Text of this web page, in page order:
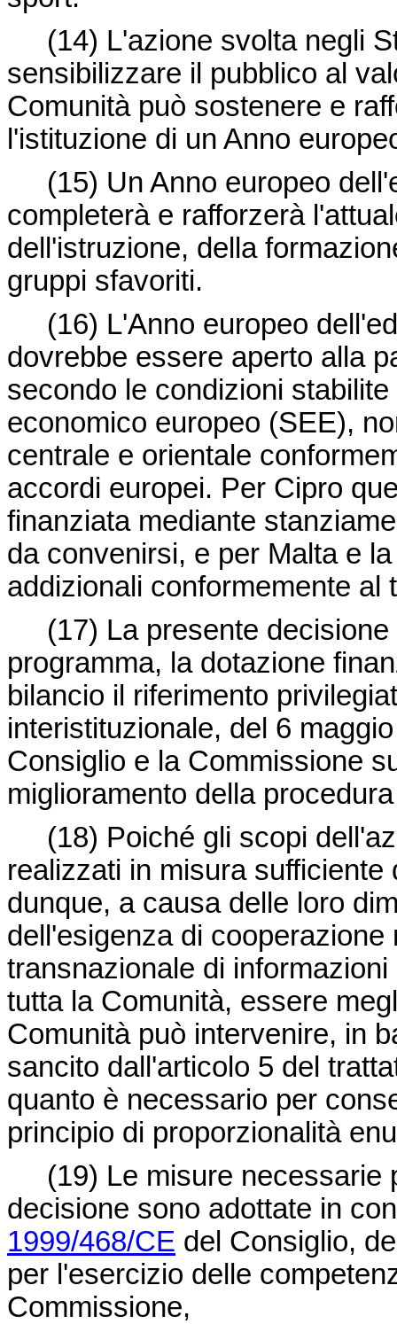
(14) L'azione svolta negli
sensibilizzare il pubblico al
Comunità può sostenere e
l'istituzione di un Anno
(15) Un Anno europeo
completerà e rafforzerà
dell'istruzione, della
gruppi sfavoriti.
(16) L'Anno europeo
dovrebbe essere aperto alla
secondo le condizioni
economico europeo (SEE),
centrale e orientale
accordi europei. Per Cipro
finanziata mediante
da convenirsi, e per Malta e
addizionali conformemente al
(17) La presente
programma, la dotazione
bilancio il riferimento
interistituzionale, del 6
Consiglio e la Commissione
miglioramento della
(18) Poiché gli scopi
realizzati in misura
dunque, a causa delle loro
dell'esigenza di
transnazionale di
tutta la Comunità, essere
Comunità può intervenire, in
sancito dall'articolo 5 del
quanto è necessario per
principio di proporzionalità
(19) Le misure necessarie
decisione sono adottate in
1999/468/CE del Consiglio,
per l'esercizio delle
Commissione,